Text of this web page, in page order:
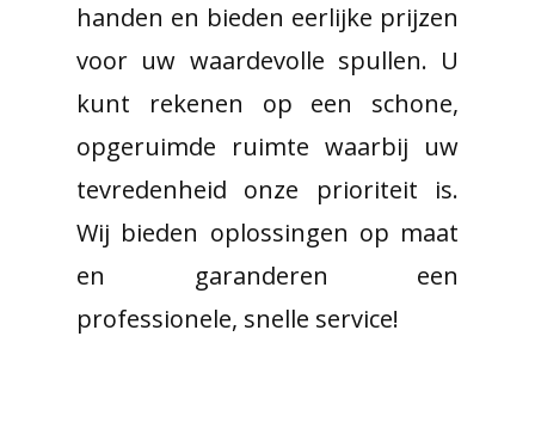
handen en bieden eerlijke prijzen
voor uw waardevolle spullen. U
kunt rekenen op een schone,
opgeruimde ruimte waarbij uw
tevredenheid onze prioriteit is.
Wij bieden oplossingen op maat
en garanderen een
professionele, snelle service!